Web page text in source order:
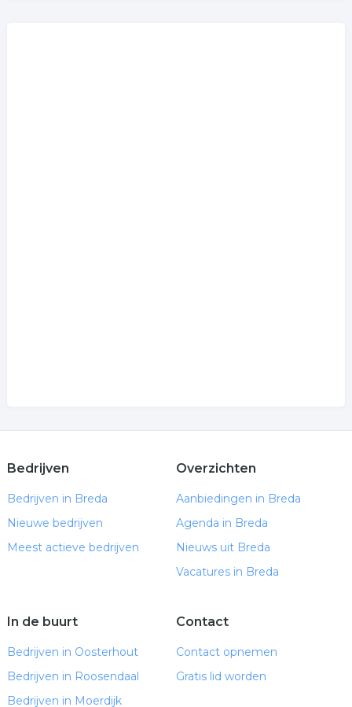
Bedrijven
Bedrijven in Breda
Nieuwe bedrijven
Meest actieve bedrijven
Overzichten
Aanbiedingen in Breda
Agenda in Breda
Nieuws uit Breda
Vacatures in Breda
In de buurt
Bedrijven in Oosterhout
Bedrijven in Roosendaal
Bedrijven in Moerdijk
Contact
Contact opnemen
Gratis lid worden